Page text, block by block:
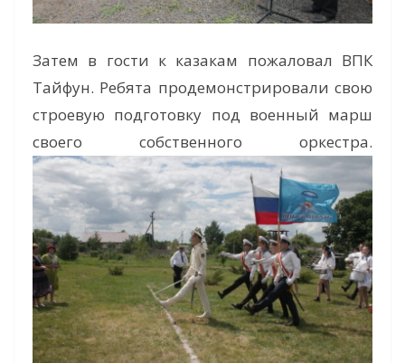
Затем в гости к казакам пожаловал ВПК
Тайфун. Ребята продемонстрировали свою
строевую подготовку под военный марш
своего собственного оркестра.